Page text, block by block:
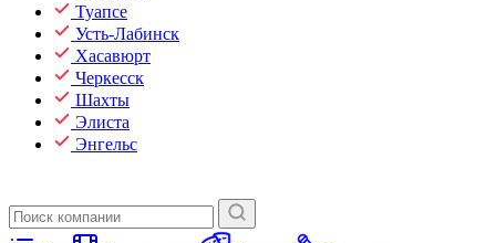
Туапсе
Усть-Лабинск
Хасавюрт
Черкесск
Шахты
Элиста
Энгельс